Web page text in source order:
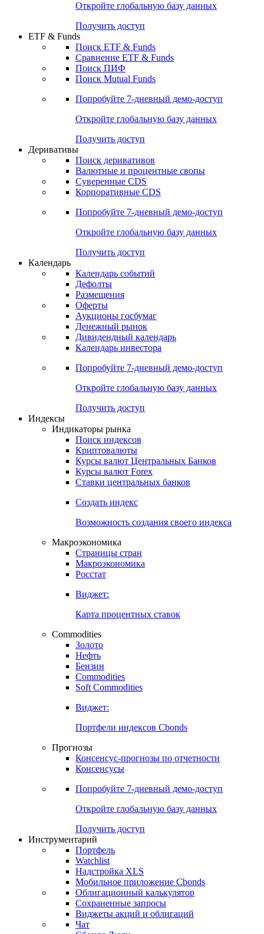
Поиск кредитов
Попробуйте7-дневный
Откройте глобальную базу данных
Получить доступ
ETF & Funds
Сравнение ETF & Funds
Поиск Mutual Funds
Попробуйте7-дневный
Откройте глобальную базу данных
Получить доступ
Деривативы
Валютные и процентные свопы
Корпоративные CDS
Попробуйте7-дневный
Откройте глобальную базу данных
Получить доступ
Календарь
Календарь событий
Дефолты
Размещения
Оферты
Денежный рынок
Календарь инвестора
Попробуйте7-дневный
Откройте глобальную базу данных
Получить доступ
Индикаторы рынка
Поиск индексов
Курсы валют Центральных Банков
Ставки центральных банков
Создать индекс
Возможность создания своего индекса
Страницы стран
Росстат
Виджет:
Карта процентных ставок
Commodities
Золото
Бензин
Soft Commodities
Виджет:
Портфели индексов Cbonds
Прогнозы
Консенсусы
Попробуйте7-дневный
Откройте глобальную базу данных
Получить доступ
Инструментарий
Портфель
Watchlist
Надстройка XLS
Мобильное приложение Cbonds